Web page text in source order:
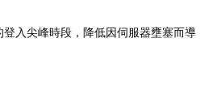
入尖峰時段，降低因伺服器壅塞而導